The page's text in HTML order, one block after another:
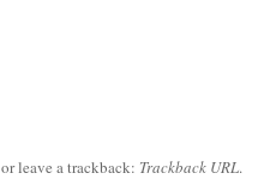
or leave a trackback: Trackback URL.